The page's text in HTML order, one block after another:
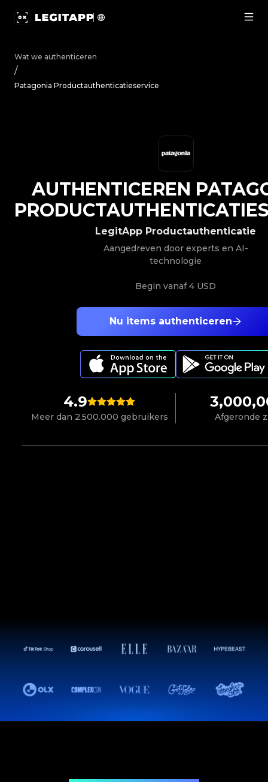
Wat we authenticeren
/
Patagonia Productauthenticatieservice
4.9
Meer dan 2.500.000 gebruikers Afgeronde
Nu items authenticeren
LegitApp Productauthenticatie
Aangedreven door experts en AI-
technologie
Begin vanaf4 USD
AUTHENTICEREN